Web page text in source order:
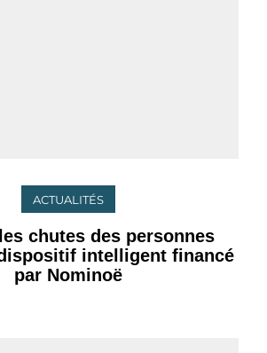
ACTUALITÉS
chutes des personnes
intelligent financé
par Nominoë